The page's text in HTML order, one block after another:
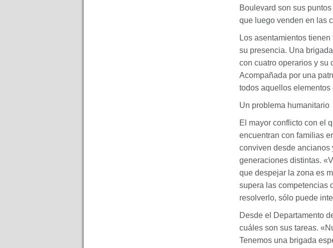
Boulevard son sus
que luego venden en las
Los asentamientos
su presencia. Una
con cuatro operarios y su
Acompañada por una
todos aquellos
Un problema humanitario
El mayor conflicto con el
encuentran con familias
conviven desde ancianos
generaciones distintas.
que despejar la zona es
supera las competencias
resolverlo, sólo puede
Desde el Departamento
cuáles son sus tareas.
Tenemos una brigada